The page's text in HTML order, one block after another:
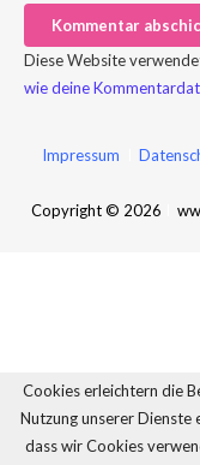
Kommentar
Diese Website
wie deine
Impressum
Copyright © 2026
Cookies erleichtern die
Nutzung unserer Dienste
dass wir Cookies